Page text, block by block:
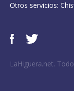
Otros servicios:
LaHiguera.net.